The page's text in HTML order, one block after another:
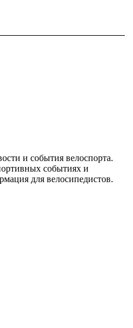
и события велоспорта.
событиях и
для велосипедистов.